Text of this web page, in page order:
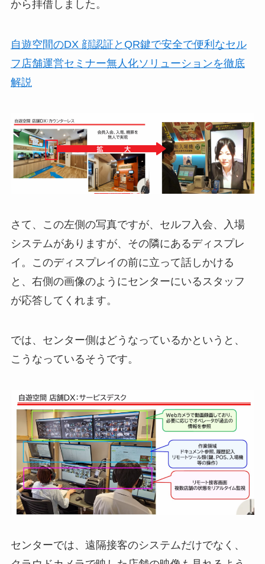
から拝借しました。
自遊空間のDX 顔認証とQR鍵で安全で便利なセル
フ店舗運営セミナー無人化ソリューションを徹底
解説
さて、この左側の写真ですが、セルフ入会、入場
システムがありますが、その隣にあるディスプレ
イ。このディスプレイの前に立って話しかける
と、右側の画像のようにセンターにいるスタッフ
が応答してくれます。
では、センター側はどうなっているかというと、
こうなっているそうです。
センターでは、遠隔接客のシステムだけでなく、